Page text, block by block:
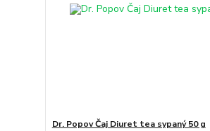
Dr. Popov Čaj Diuret tea sypaný 50 g